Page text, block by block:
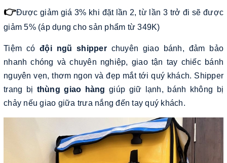
👉Được giảm giá 3% khi đặt lần 2, từ lần 3 trở đi sẽ được
giảm 5% (áp dụng cho sản phẩm từ 349K)
Tiệm cóđội ngũ shipperchuyên giao bánh, đảm bảo
nhanh chóng và chuyên nghiệp, giao tận tay chiếc bánh
nguyên vẹn, thơm ngon và đẹp mắt tới quý khách. Shipper
trang bị thùng giao hàng giúp giữ lạnh, bánh không bị
chảy nếu giao giữa trưa nắng đến tay quý khách.